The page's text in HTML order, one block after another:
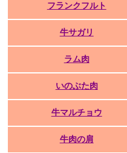
フランクフルト
牛サガリ
ラム肉
いのぶた肉
牛マルチョウ
牛肉の肩